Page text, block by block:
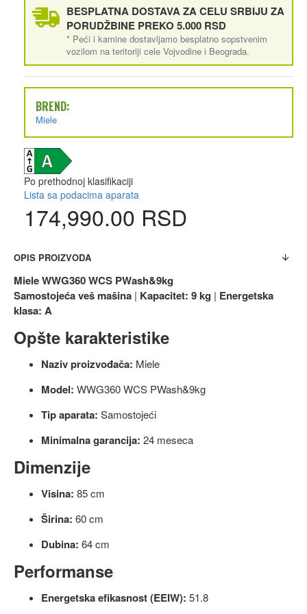
BESPLATNA DOSTAVA ZA CELU SRBIJU ZA
PORUDŽBINE PREKO 5.000 RSD
* Peći i kamine dostavljamo besplatno sopstvenim
vozilom na teritoriji cele Vojvodine i Beograda.
BREND:
Miele
Po prethodnoj klasifikaciji
Lista sa podacima aparata
174,990.00 RSD
OPIS PROIZVODA
Miele WWG360 WCS PWash&9kg
Samostojeća veš mašina | Kapacitet: 9 kg | Energetska
klasa: A
Opšte karakteristike
Naziv proizvođača: Miele
Model: WWG360 WCS PWash&9kg
Tip aparata: Samostojeći
Minimalna garancija: 24 meseca
Dimenzije
Visina: 85 cm
Širina: 60 cm
Dubina: 64 cm
Performanse
Energetska efikasnost (EEIW): 51.8